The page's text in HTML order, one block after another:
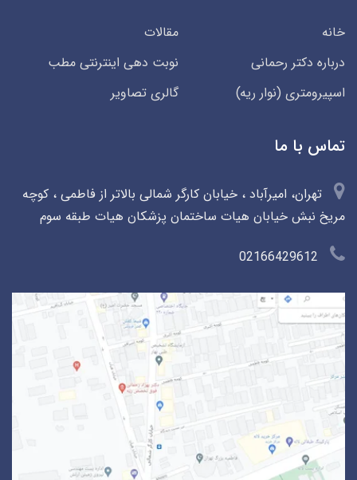
خانه
مقالات
درباره دکتر رحمانی
نوبت دهی اینترنتی مطب
اسپیرومتری (نوار ریه)
گالری تصاویر
تماس با ما
تهران، امیرآباد ، خیابان کارگر شمالی بالاتر از فاطمی ، کوچه
مریخ نبش خیابان هیات ساختمان پزشکان هیات طبقه سوم